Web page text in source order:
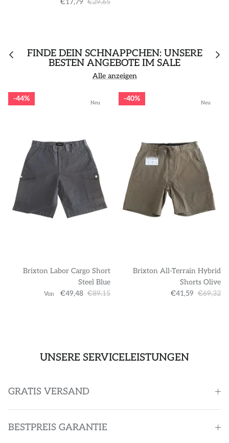
FINDE DEIN SCHNÄPPCHEN: UNSERE
BESTEN ANGEBOTE IM SALE
Alle anzeigen
Neu
44%
Brixton Labor Cargo Short
Steel Blue
Von €49,48 €89,15
Neu
40%
Brixton All-Terrain Hybrid
Shorts Olive
€41,59 €69,32
UNSERE SERVICELEISTUNGEN
GRATIS VERSAND
BESTPREIS GARANTIE